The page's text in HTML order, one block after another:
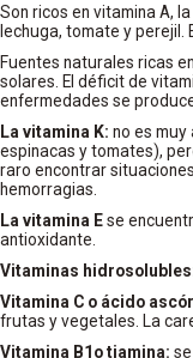
Son ricos en vitamina A,
lechuga, tomate y
Fuentes naturales ricas
solares. El déficit de
enfermedades se
La vitamina K: no es
espinacas y tomates),
raro encontrar
hemorragias.
La vitamina Ese
antioxidante.
Vitaminas
Vitamina C o ácido
frutas y vegetales. La
Vitamina B1o tiamina: